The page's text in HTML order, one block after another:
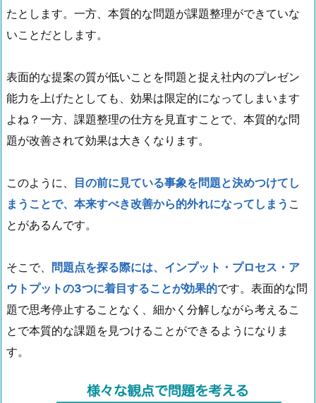
たとします。一方、本質的な問題が課題整理ができていな
いことだとします。
表面的な提案の質が低いことを問題と捉え社内のプレゼン
能力を上げたとしても、効果は限定的になってしまいます
よね？一方、課題整理の仕方を見直すことで、本質的な問
題が改善されて効果は大きくなります。
このように、 目の前に見ている事象を問題と決めつけてし
まうことで、本来すべき改善から的外れになってしまう こ
とがあるんです。
そこで、 問題点を探る際には、インプット・プロセス・ア
ウトプットの3つに着目することが効果的です。表面的な問
題で思考停止することなく、細かく分解しながら考えるこ
とで本質的な課題を見つけることができるようになりま
す。